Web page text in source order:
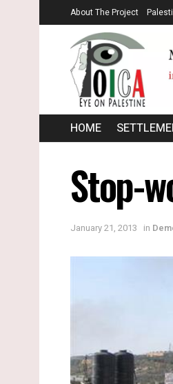
About The Project
HOME
Stop-
January 21, 2013 in